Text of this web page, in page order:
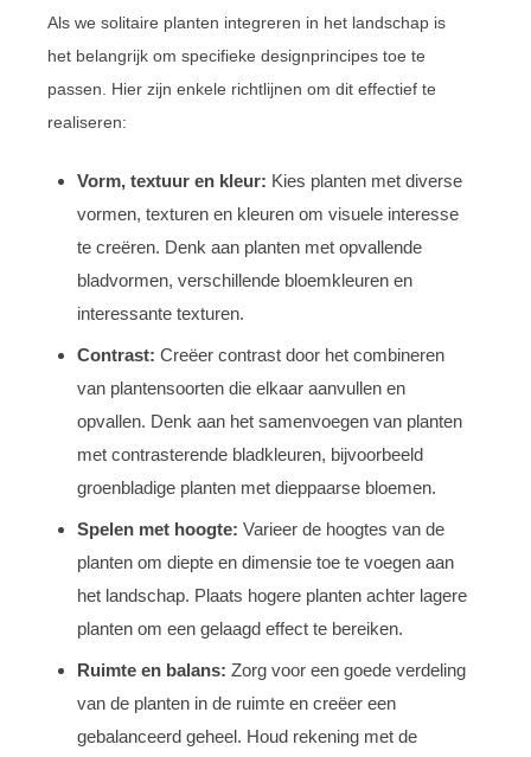
Als we solitaire planten integreren in het landschap is
het belangrijk om specifieke designprincipes toe te
passen. Hier zijn enkele richtlijnen om dit effectief te
realiseren:
Vorm, textuur en kleur: Kies planten met diverse
vormen, texturen en kleuren om visuele interesse
te creëren. Denk aan planten met opvallende
bladvormen, verschillende bloemkleuren en
interessante texturen.
Contrast: Creëer contrast door het combineren
van plantensoorten die elkaar aanvullen en
opvallen. Denk aan het samenvoegen van planten
met contrasterende bladkleuren, bijvoorbeeld
groenbladige planten met dieppaarse bloemen.
Spelen met hoogte: Varieer de hoogtes van de
planten om diepte en dimensie toe te voegen aan
het landschap. Plaats hogere planten achter lagere
planten om een gelaagd effect te bereiken.
Ruimte en balans: Zorg voor een goede verdeling
van de planten in de ruimte en creëer een
gebalanceerd geheel. Houd rekening met de